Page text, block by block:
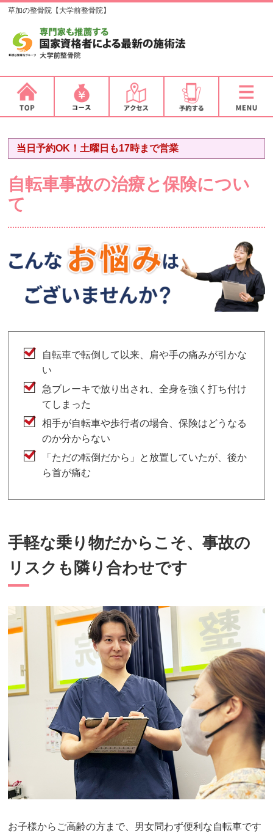
草加の整骨院【大学前整骨院】
当日予約OK！土曜日も17時まで営業
自転車事故の治療と保険につい
て
自転車で転倒して以来、肩や手の痛みが引かな
い
急ブレーキで放り出され、全身を強く打ち付け
てしまった
相手が自転車や歩行者の場合、保険はどうなる
のか分からない
「ただの転倒だから」と放置していたが、後か
ら首が痛む
手軽な乗り物だからこそ、事故の
リスクも隣り合わせです
お子様からご高齢の方まで、男女問わず便利な自転車です